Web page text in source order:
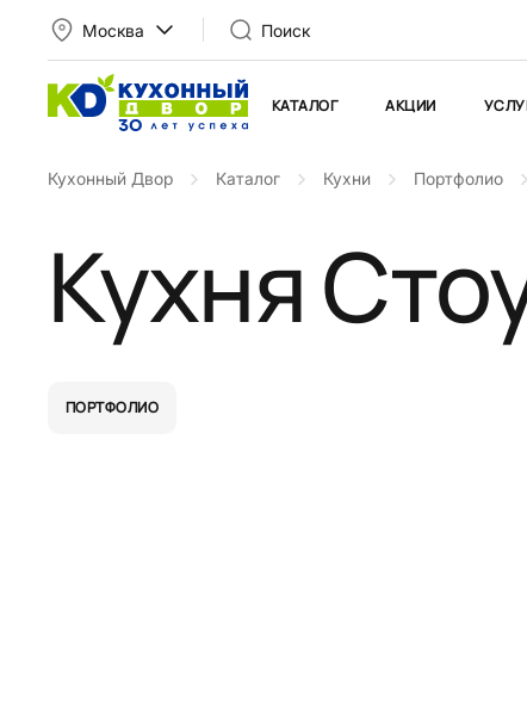
Москва Поиск
КАТАЛОГ АКЦИИ
Кухонный Двор Каталог Кухни Портфолио
Кухня
ПОРТФОЛИО